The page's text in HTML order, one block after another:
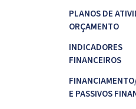
PLANOS DE
ORÇAMENTO
INDICADORES
FINANCEIROS
E PASSIVOS